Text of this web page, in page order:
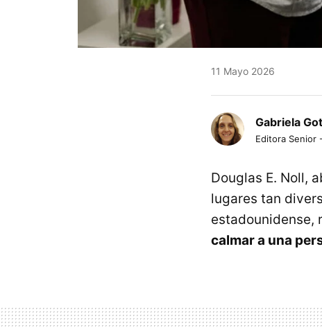
11 Mayo 2026
Gabriela
Editora Senior
Douglas E. Noll,
lugares tan
estadounidense,
calmar a una